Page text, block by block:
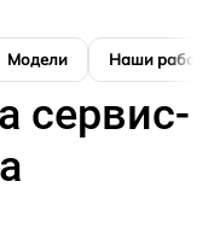
Модели Наши работы
сервис-